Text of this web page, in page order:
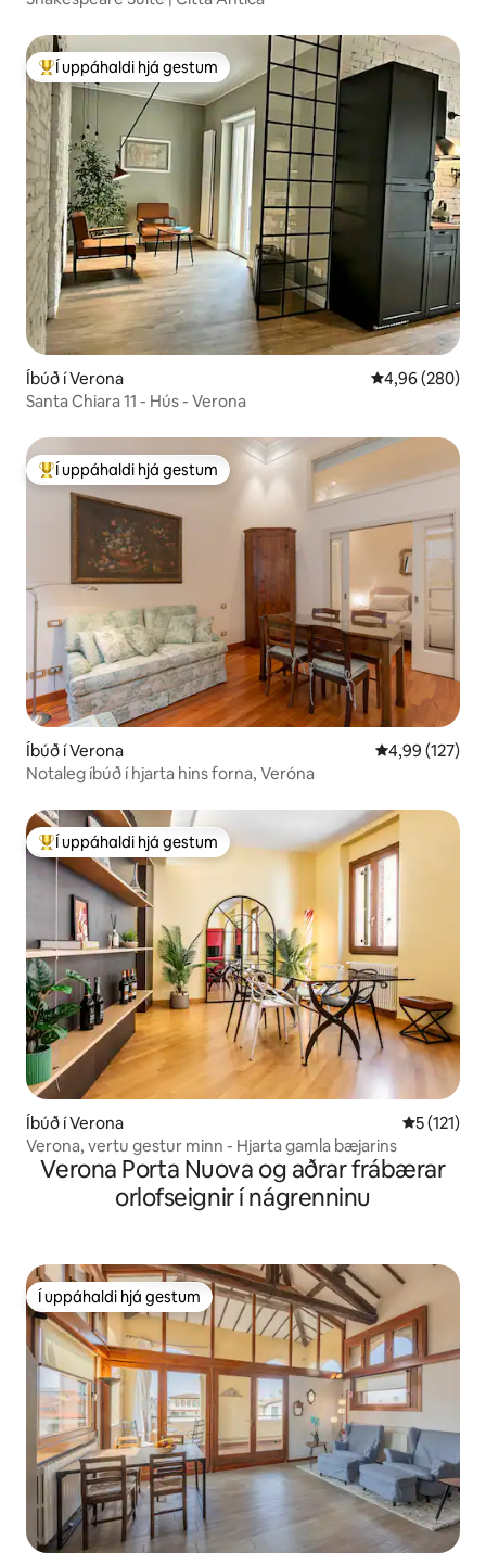
Í mestu uppáhaldi hjá gestum
Í uppáhaldi hjá gestum
Íbúð í Verona 4,96 af 5 í
4,96 (280)
Santa Chiara 11 - Hús - Verona
Í mestu uppáhaldi hjá gestum
Í uppáhaldi hjá gestum
Íbúð í Verona 4,99 af 5 í
4,99 (127)
Notaleg íbúð í hjarta hins forna, Veróna
Í mestu uppáhaldi hjá gestum
Í uppáhaldi hjá gestum
Íbúð í Verona 5 af 5 í
5 (121)
Verona, vertu gestur minn - Hjarta gamla bæjarins
Verona Porta Nuova og aðrar frábærar
orlofseignir í nágrenninu
Í uppáhaldi hjá gestum
Í uppáhaldi hjá gestum